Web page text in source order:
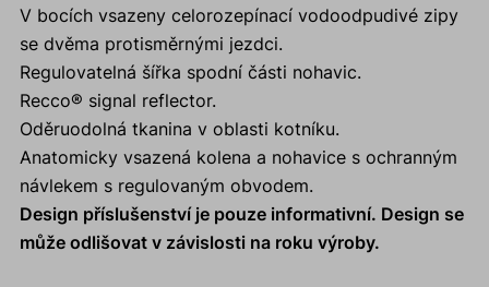
V bocích vsazeny celorozepínací vodoodpudivé zipy
se dvěma protisměrnými jezdci.
Regulovatelná šířka spodní části nohavic.
Recco® signal reflector.
Oděruodolná tkanina v oblasti kotníku.
Anatomicky vsazená kolena a nohavice s ochranným
návlekem s regulovaným obvodem.
Design příslušenství je pouze informativní. Design se
může odlišovat v závislosti na roku výroby.